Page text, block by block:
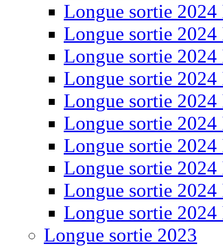
Longue sortie 2024
Longue sortie 2024
Longue sortie 2024
Longue sortie 2024
Longue sortie 2024
Longue sortie 2024
Longue sortie 2024
Longue sortie 2024
Longue sortie 2024
Longue sortie 2024
Longue sortie 2023